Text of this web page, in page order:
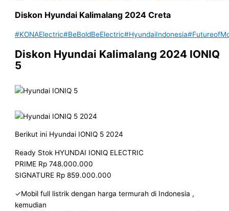
Diskon Hyundai Kalimalang 2024 Creta
#KONAElectric#BeBoldBeElectric#HyundaiIndonesia
Diskon Hyundai Kalimalang 2024 IONIQ
5
Berikut ini Hyundai IONIQ 5 2024
Ready Stok HYUNDAI IONIQ ELECTRIC
PRIME Rp 748.000.000
SIGNATURE Rp 859.000.000
✓Mobil full listrik dengan harga termurah di Indonesia ,
kemudian